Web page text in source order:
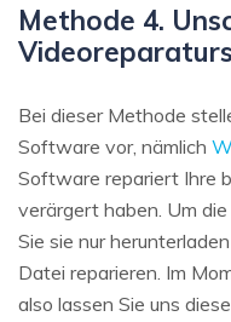
Methode 4.
Bei dieser Methode
Software vor, nämlich
Software repariert Ihre
verärgert haben. Um
Sie sie nur
Datei reparieren. Im
also lassen Sie uns